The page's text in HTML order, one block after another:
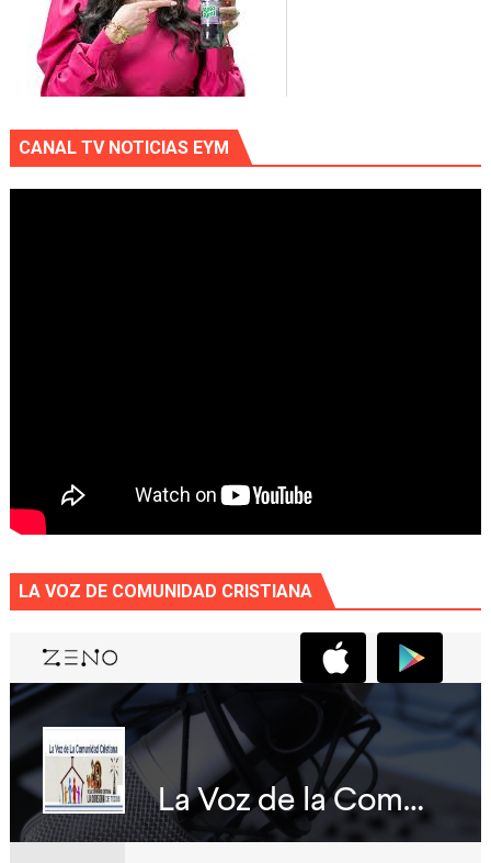
CANAL TV NOTICIAS EYM
LA VOZ DE COMUNIDAD CRISTIANA